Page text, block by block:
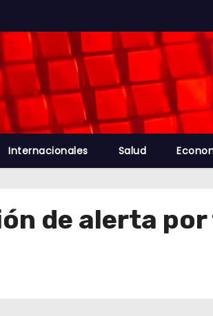
Internacionales Salud
de alerta